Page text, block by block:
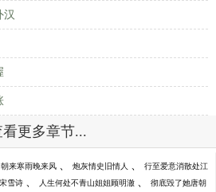
汉
看更多章节...
朝来寒雨晚来风 、 炮灰情史旧情人 、 行至爱意消散处江
雪诗 、 人生何处不青山姐姐顾明澈 、 彻底毁了她唐朝